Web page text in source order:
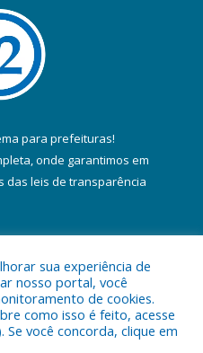
para prefeituras!
onde garantimos em
das leis de transparência
Municipal de Colares.
sua experiência de
nosso portal, você
de cookies.
como isso é feito, acesse
Se você concorda, clique em